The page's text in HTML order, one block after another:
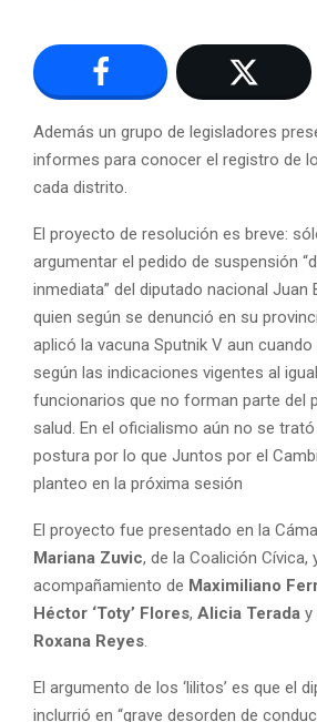
Además un grupo de legisladores
informes para conocer el registro de
cada distrito.
El proyecto de resolución es breve:
argumentar el pedido de suspensión
inmediata” del diputado nacional Juan
quien según se denunció en su
aplicó la vacuna Sputnik V aun
según las indicaciones vigentes al
funcionarios que no forman parte del
salud. En el oficialismo aún no se
postura por lo que Juntos por el
planteo en la próxima sesión
El proyecto fue presentado en la
Mariana Zuvic, de la Coalición Cívica,
acompañamiento de Maximiliano
Héctor ‘Toty’ Flores, Alicia Terada y
Roxana Reyes.
El argumento de los ‘lilitos’ es que el
inclurrió en “grave desorden de